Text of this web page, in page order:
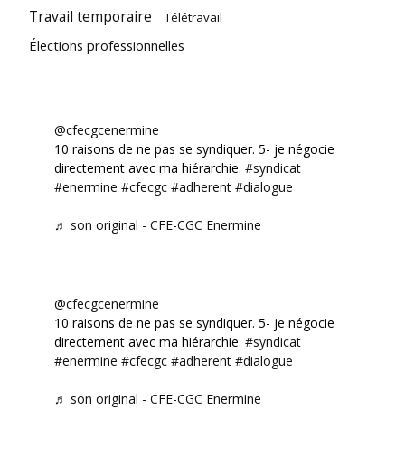
Travail temporaire Télétravail
Élections professionnelles
@cfecgcenermine
10 raisons de ne pas se syndiquer. 5- je négocie
directement avec ma hiérarchie. #syndicat
#enermine #cfecgc #adherent #dialogue
♬ son original - CFE-CGC Enermine
@cfecgcenermine
10 raisons de ne pas se syndiquer. 5- je négocie
directement avec ma hiérarchie. #syndicat
#enermine #cfecgc #adherent #dialogue
♬ son original - CFE-CGC Enermine